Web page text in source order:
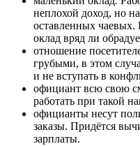
неплохой доход, но
оставленных чаевых.
оклад вряд ли
отношение
грубыми, в этом
и не вступать в
официант всю свою
работать при такой
официанты несут
заказы. Придётся
зарплаты.